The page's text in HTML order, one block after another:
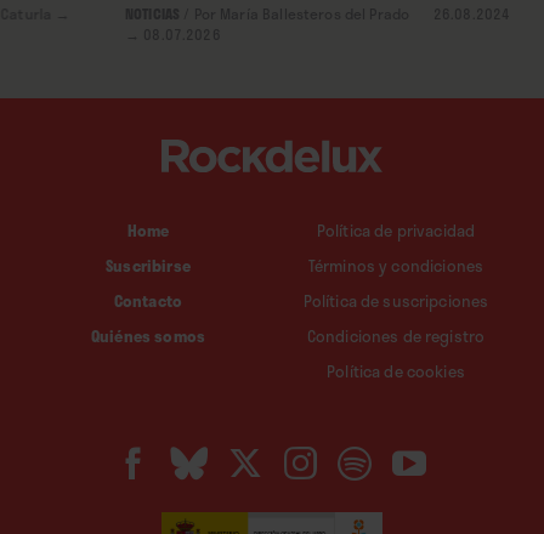
Home
Suscribirse
Contacto
Quiénes somos
Política de privacidad
Términos y condiciones
Política de suscripciones
Condiciones de registro
Política de cookies